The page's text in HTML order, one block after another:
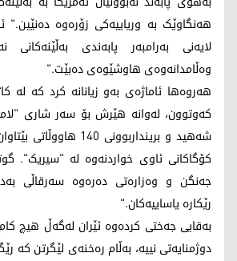
هەنگاوێک بە وریاییەکی زۆرەوە دەنێین."
لایەنی بەرامبەر پابەندی بەڵێنەکانی
وەڵامدانەوەی هاوشێوەی دەبێت."
هەروەها ئاماژەی بەو زیانانە کرد کە لە
کەوتوون، لەوانە هێرش بۆ سەر شاری
شەهید و برینداربوونی
کۆگاکانی ئاوی خواردنەوە لە "سیریک".
جەنگن و وەزارەتی دەرەوە سەرقاڵی
رێکارە یاساییەکان."
بەقایی جەختی کردەوە ئێران لەگەڵ هیچ
دوژمنایەتی نییە، بەڵام رەخنەی لێگرتن کە